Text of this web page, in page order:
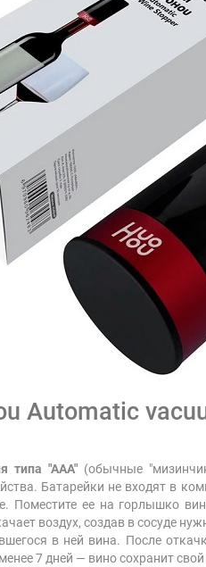
Automatic
типа "ААА"(обычные
Батарейки не входят в
Поместите ее на горлышко
воздух, создав в сосуде
в ней вина. После
7 дней — вино сохранит